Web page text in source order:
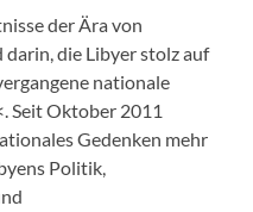
der Ära von
die Libyer stolz auf
nationale
Seit Oktober 2011
Gedenken mehr
Politik,